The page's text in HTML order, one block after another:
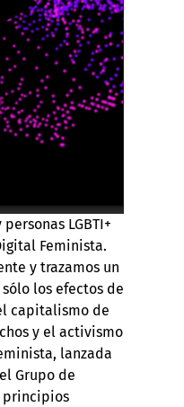
LGBTI+
Feminista.
y trazamos un
los efectos de
capitalismo de
y el activismo
lanzada
Grupo de
principios